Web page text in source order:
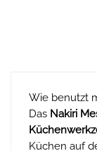
Wie benutzt
Das Nakiri
Küchen auf